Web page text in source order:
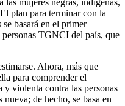
plan para terminar con la
basará en el primer
TGNCI del país, que
Ahora, más que
para comprender el
y violenta contra las personas
de hecho, se basa en